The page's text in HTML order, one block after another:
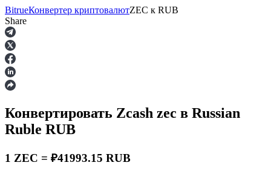
Фьючерсы
BitrueКонвертер криптовалютZEC к RUB
Share
Конвертировать Zcash zec в Russian
Ruble RUB
1 ZEC = ₽41993.15 RUB